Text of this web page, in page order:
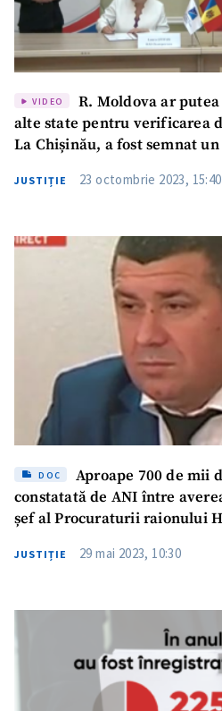
VIDEO
R. Moldova ar
alte state pentru verificarea
La Chișinău, a fost semnat
JUSTIȚIE 23 octombrie 2023, 15:40
DOC
Aproape 700 de mii
constatată de ANI între
șef al Procuraturii raionului
JUSTIȚIE 29 mai 2023, 10:30